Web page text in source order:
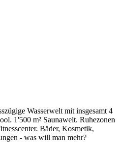
Wasserwelt mit insgesamt 4
1'500 m² Saunawelt. Ruhezonen
Bäder, Kosmetik,
- was will man mehr?